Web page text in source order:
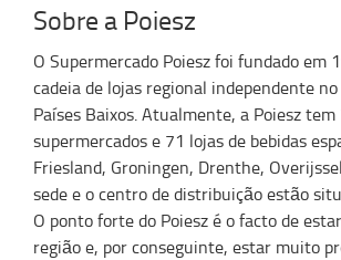
Sobre a Poiesz
O Supermercado Poiesz foi fundado em
cadeia de lojas regional independente
Países Baixos. Atualmente, a Poiesz tem
supermercados e 71 lojas de bebidas
Friesland, Groningen, Drenthe,
sede e o centro de distribuição estão
O ponto forte do Poiesz é o facto de
região e, por conseguinte, estar muito